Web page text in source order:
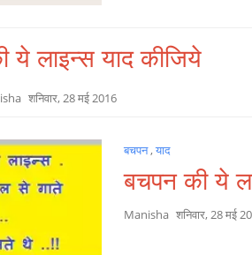
ये लाइन्स याद कीजिये
शनिवार, 28 मई 2016
बचपन,याद
बचपन की ये
Manisha शनिवार, 28 मई